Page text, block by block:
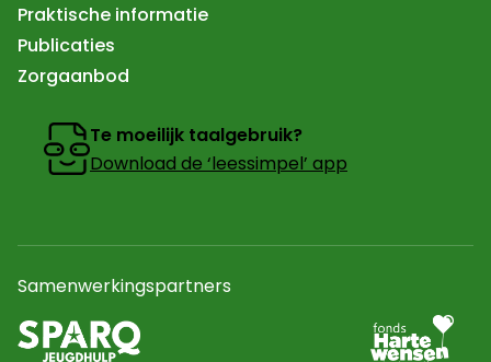
Praktische informatie
Publicaties
Zorgaanbod
Te moeilijk taalgebruik?
Download de ‘leessimpel’ app
Samenwerkingspartners
Naar de website van sparq Jeugdhulp In een nieuw
Ga naar